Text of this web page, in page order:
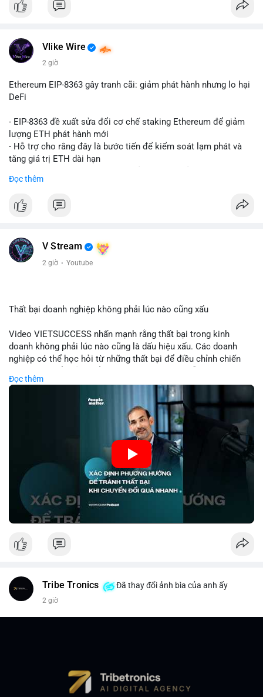
Vlike Wire
2 giờ
Ethereum EIP-8363 gây tranh cãi: giảm phát hành nhưng lo hại
DeFi
- EIP-8363 đề xuất sửa đổi cơ chế staking Ethereum để giảm
lượng ETH phát hành mới
- Hỗ trợ cho rằng đây là bước tiến để kiểm soát lạm phát và
tăng giá trị ETH dài hạn
động lực staking, ảnh hưởng đến bảo mật mạng lưới
tập trung và làm chậm sự tham gia của nhà đầu tư istituционаl
#binancesquare #cryptonews
Đọc thêm
V Stream
2 giờ · Youtube
Thất bại doanh nghiệp không phải lúc nào cũng xấu
Video VIETSUCCESS nhấn mạnh rằng thất bại trong kinh
doanh không phải lúc nào cũng là dấu hiệu xấu. Các doanh
nghiệp có thể học hỏi từ những thất bại để điều chỉnh chiến
trình. Trong lĩnh vực tài chính và crypto, hiểu rõ nguyên nhân
thất bại giúp quản lý rủi ro hiệu quả và tránh lặp lại sai lầm.
Điều này đặc biệt quan trọng khi áp dụng vào các mô hình kinh
doanh mới hoặc đầu tư vào dự án blockchain.
🎥 Xem video trực tiếp tại:
Nguồn: VIETSUCCESS
Đọc thêm
Tribe Tronics Đã thay đổi ảnh bìa của anh ấy
2 giờ